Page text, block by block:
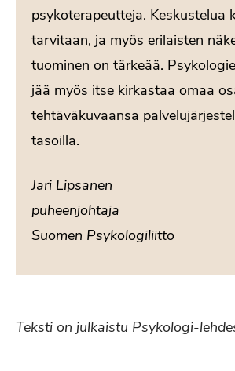
psykoterapeutteja. Keskustelua
tarvitaan, ja myös erilaisten
tuominen on tärkeää.
jää myös itse kirkastaa omaa
tehtäväkuvaansa
tasoilla.
Jari Lipsanen
puheenjohtaja
Suomen Psykologiliitto
Teksti on julkaistu Psykologi-